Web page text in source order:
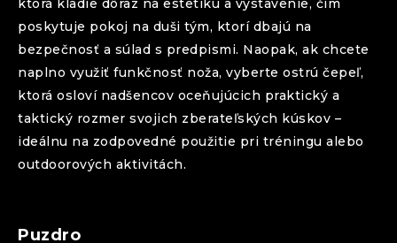
ktorá kladie dôraz na estetiku a vystavenie, čím
poskytuje pokoj na duši tým, ktorí dbajú na
bezpečnosť a súlad s predpismi. Naopak, ak chcete
naplno využiť funkčnosť noža, vyberte ostrú čepeľ,
ktorá osloví nadšencov oceňujúcich praktický a
taktický rozmer svojich zberateľských kúskov –
ideálnu na zodpovedné použitie pri tréningu alebo
outdoorových aktivitách.
Puzdro